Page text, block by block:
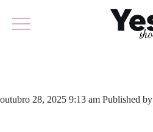
outubro 28, 2025 9:13 am Published by